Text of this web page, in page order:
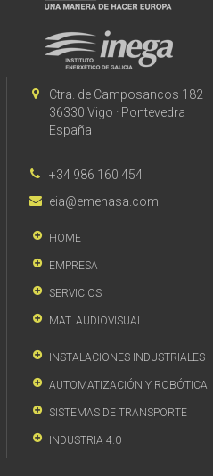
Ctra. de Camposancos 182
36330 Vigo · Pontevedra
España
+34 986 160 454
eia@emenasa.com
HOME
EMPRESA
SERVICIOS
MAT. AUDIOVISUAL
INSTALACIONES INDUSTRIALES
AUTOMATIZACIÓN Y ROBÓTICA
SISTEMAS DE TRANSPORTE
INDUSTRIA 4.0